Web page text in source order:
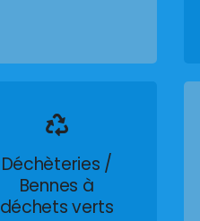
Déchèteries /
Bennes à
déchets verts